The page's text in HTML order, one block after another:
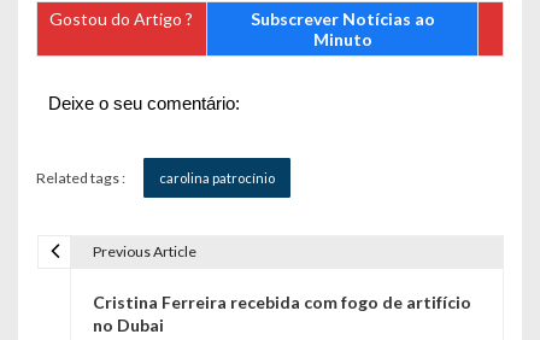
Gostou do Artigo ?
Subscrever Notícias ao
Minuto
Deixe o seu comentário:
Related tags : carolina patrocínio
Previous Article
Cristina Ferreira recebida com fogo de artifício
no Dubai